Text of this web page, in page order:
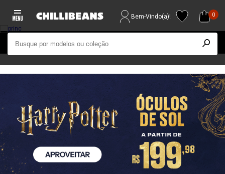
Bem-Vindo(a)! 0